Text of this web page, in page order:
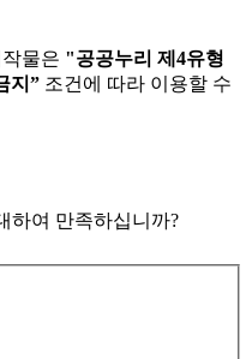
물은 "공공누리 제4유형
지” 조건에 따라 이용할 수
하여 만족하십니까?